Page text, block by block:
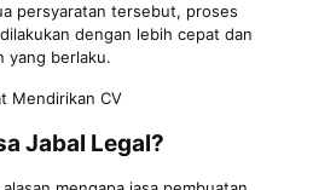
persyaratan tersebut, proses
dengan lebih cepat dan
yang berlaku.
Mendirikan CV
Jabal Legal?